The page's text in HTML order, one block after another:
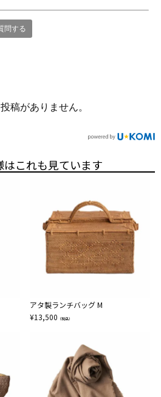
問する
稿がありません。
これも見ています
アタ製ランチバッグ M
¥13,500 （税込）